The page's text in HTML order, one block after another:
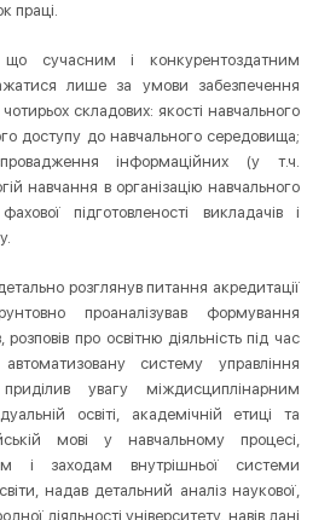
праці.
що сучасним і конкурентоздатним
лише за умови забезпечення
складових: якості навчального
доступу до навчального середовища;
інформаційних (у т.ч.
навчання в організацію навчального
підготовленості викладачів і
розглянув питання акредитації
проаналізував формування
про освітню діяльність під час
систему управління
увагу міждисциплінарним
освіті, академічній етиці та
мові у навчальному процесі,
і заходам внутрішньої системи
надав детальний аналіз наукової,
діяльності університету, навів дані